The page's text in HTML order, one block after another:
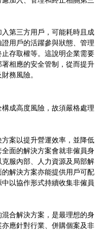
第三方用戶，可能耗時且成
用戶的活躍參與狀態、管理
存取權等。這說明企業需要
相應的安全管制，從而提升
務風險。
成高度風險，故須嚴格處理
案以提升營運效率，並降低
面的解決方案會就非僱員身
服內部、人力資源及局部解
解決方案亦能提供用戶可配
以協作形式持續收集非僱員
合解決方案，是最理想的身
應針對行業、併購個案及非